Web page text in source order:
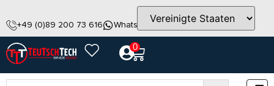
+49 (0)89 200 73 616 WhatsApp info@teutschtech.com
0